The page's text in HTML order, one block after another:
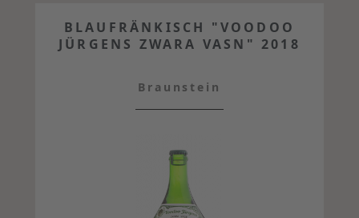
BLAUFRÄNKISCH "VOODOO
JÜRGENS ZWARA VASN" 2018
Braunstein